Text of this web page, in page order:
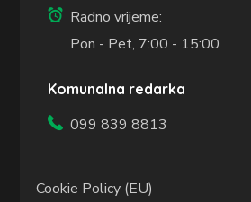
Radno vrijeme:
Pon - Pet, 7:00 - 15:00
Komunalna redarka
099 839 8813
Cookie Policy (EU)